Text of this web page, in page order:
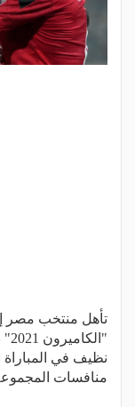
نظيف في المباراة
منافسات